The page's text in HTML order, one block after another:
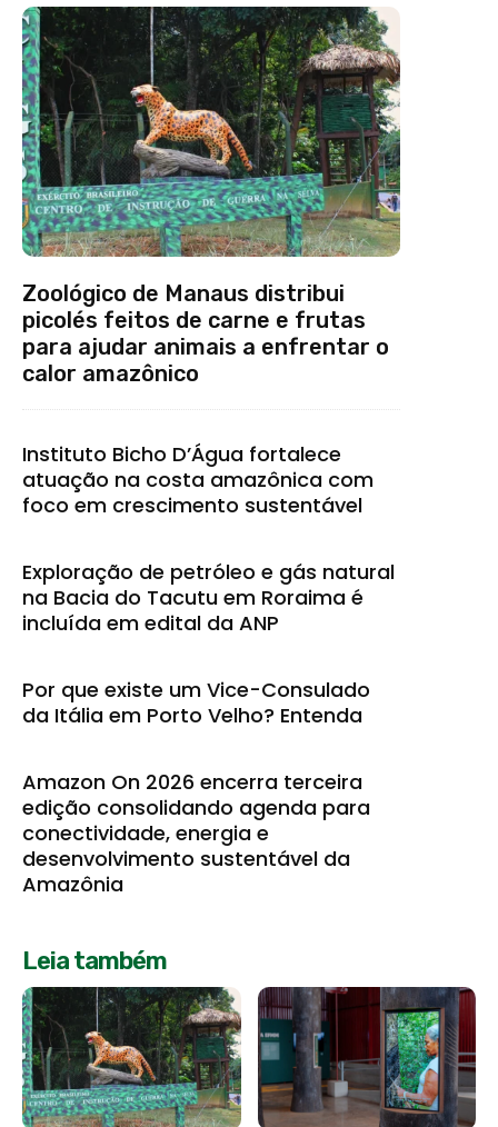
Zoológico de Manaus distribui
picolés feitos de carne e frutas
para ajudar animais a enfrentar o
calor amazônico
Instituto Bicho D’Água fortalece
atuação na costa amazônica com
foco em crescimento sustentável
Exploração de petróleo e gás natural
na Bacia do Tacutu em Roraima é
incluída em edital da ANP
Por que existe um Vice-Consulado
da Itália em Porto Velho? Entenda
Amazon On 2026 encerra terceira
edição consolidando agenda para
conectividade, energia e
desenvolvimento sustentável da
Amazônia
Leia também